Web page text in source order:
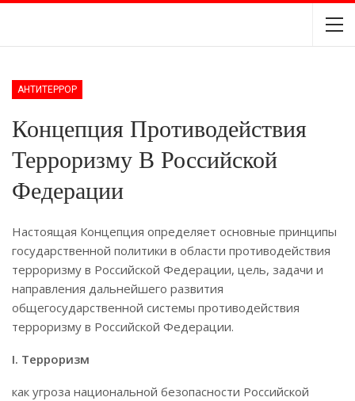
АНТИТЕРРОР
Концепция Противодействия
Терроризму В Российской
Федерации
Настоящая Концепция определяет основные принципы
государственной политики в области противодействия
терроризму в Российской Федерации, цель, задачи и
направления дальнейшего развития
общегосударственной системы противодействия
терроризму в Российской Федерации.
I. Терроризм
как угроза национальной безопасности Российской